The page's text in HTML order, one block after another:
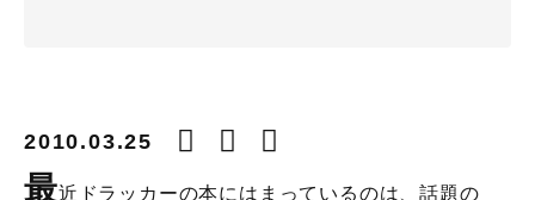
2010.03.25
最近ドラッカーの本にはまっているのは、話題の